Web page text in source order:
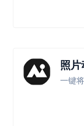
照
一键